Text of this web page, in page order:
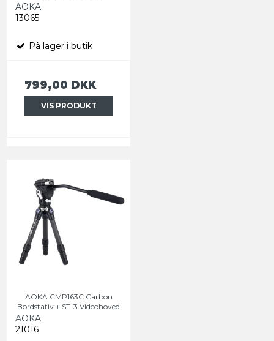
AOKA
13065
På lager i butik
799,00 DKK
VIS PRODUKT
AOKA CMP163C Carbon
Bordstativ + ST-3 Videohoved
AOKA
21016